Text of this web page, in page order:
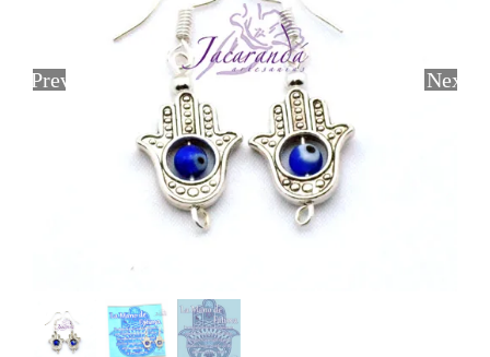
Previous Next